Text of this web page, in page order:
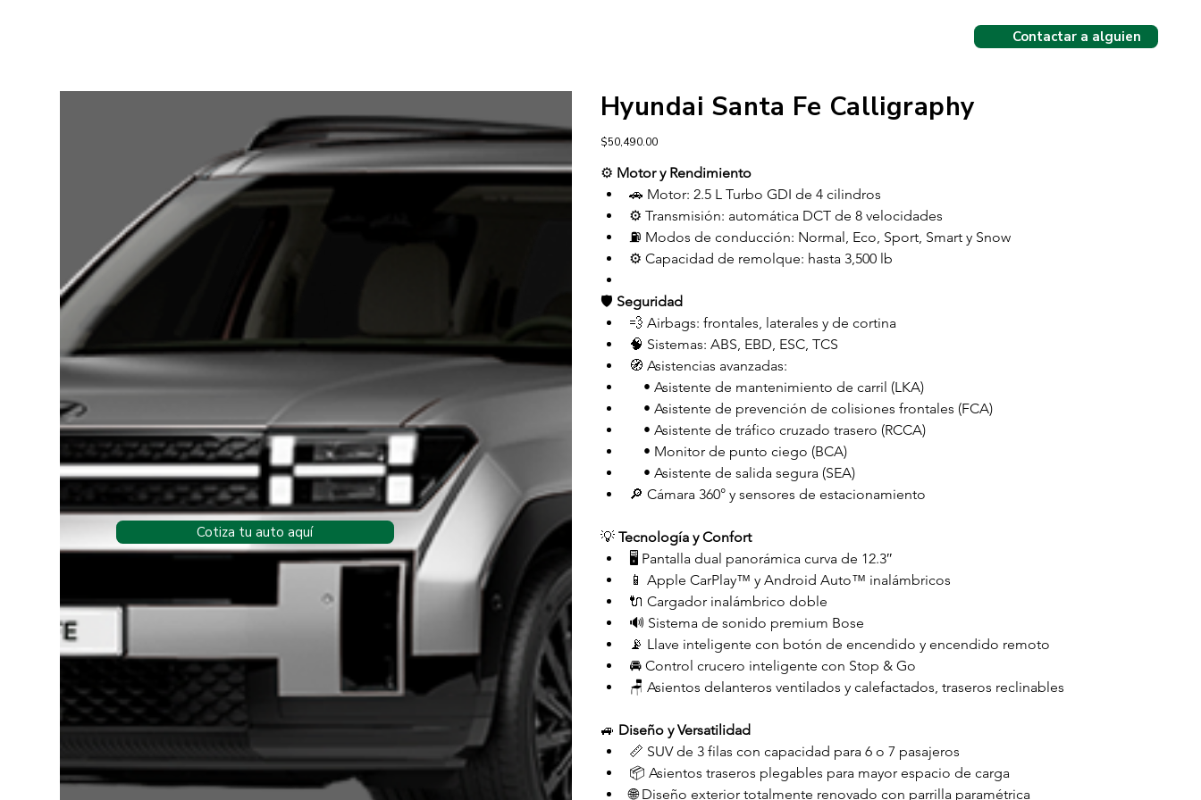
Contactar a alguien
Contactar a alguien
Hyundai Santa Fe Calligraphy
Precio
$50,490.00
⚙️ Motor y Rendimiento
🚗 Motor: 2.5 L Turbo GDI de 4 cilindros
⚙️ Transmisión: automática DCT de 8 velocidades
⛽ Modos de conducción: Normal, Eco, Sport, Smart y Snow
⚙️ Capacidad de remolque: hasta 3,500 lb
🛡️ Seguridad
💨 Airbags: frontales, laterales y de cortina
🧠 Sistemas: ABS, EBD, ESC, TCS
🧭 Asistencias avanzadas:
• Asistente de mantenimiento de carril (LKA)
• Asistente de prevención de colisiones frontales (FCA)
• Asistente de tráfico cruzado trasero (RCCA)
• Monitor de punto ciego (BCA)
• Asistente de salida segura (SEA)
🔎 Cámara 360° y sensores de estacionamiento
💡 Tecnología y Confort
🖥️ Pantalla dual panorámica curva de 12.3″
📱 Apple CarPlay™ y Android Auto™ inalámbricos
🔌 Cargador inalámbrico doble
🔊 Sistema de sonido premium Bose
📡 Llave inteligente con botón de encendido y encendido remoto
🚘 Control crucero inteligente con Stop & Go
🪑 Asientos delanteros ventilados y calefactados, traseros reclinables
🚙 Diseño y Versatilidad
📏 SUV de 3 filas con capacidad para 6 o 7 pasajeros
📦 Asientos traseros plegables para mayor espacio de carga
🌐 Diseño exterior totalmente renovado con parrilla paramétrica
Cotiza tu auto aquí